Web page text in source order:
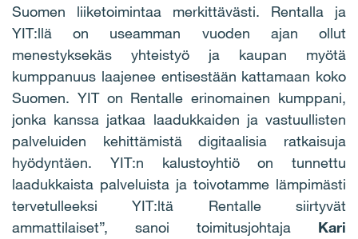
Suomen liiketoimintaa merkittävästi. Rentalla ja
YIT:llä on useamman vuoden ajan ollut
menestyksekäs yhteistyö ja kaupan myötä
kumppanuus laajenee entisestään kattamaan koko
Suomen. YIT on Rentalle erinomainen kumppani,
jonka kanssa jatkaa laadukkaiden ja vastuullisten
palveluiden kehittämistä digitaalisia ratkaisuja
hyödyntäen. YIT:n kalustoyhtiö on tunnettu
laadukkaista palveluista ja toivotamme lämpimästi
tervetulleeksi YIT:ltä Rentalle siirtyvät
ammattilaiset”, sanoi toimitusjohtaja Kari